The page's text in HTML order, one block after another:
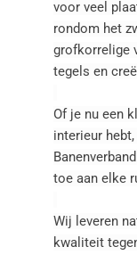
voor veel
rondom het
grofkorrelige
tegels en
Of je nu een
interieur
toe aan elke
Wij leveren
kwaliteit